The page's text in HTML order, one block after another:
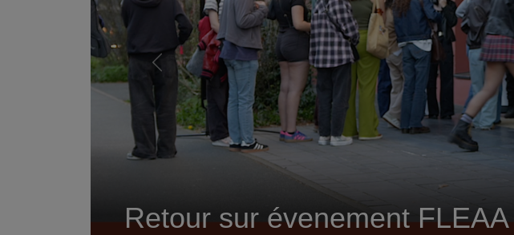
Retour sur évenement